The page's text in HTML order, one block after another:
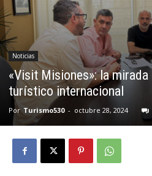
Noticias
«Visit Misiones»: la
turístico internacional
Por Turismo530 - octubre 28, 2024